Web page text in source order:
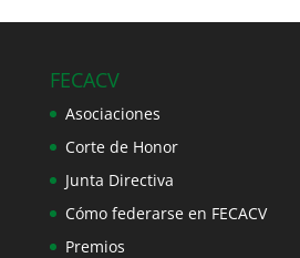
FECACV
Asociaciones
Corte de Honor
Junta Directiva
Cómo federarse en FECACV
Premios